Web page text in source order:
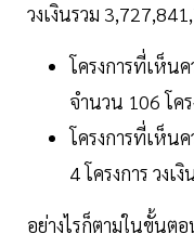
วงเงินรวม
โครงการที่เห็น
จำนวน 106 โค
โครงการที่เห็น
4 โครงการ วง
อย่างไรก็ตามในขั้นต